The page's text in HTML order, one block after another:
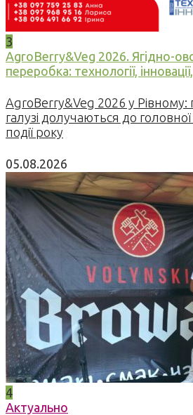
3
AgroBerry&Veg 2026. Ягідно-
переробка: технології,
AgroBerry&Veg 2026 у Рівному:
галузі долучаються до
події року
05.08.2026
4
Актуально